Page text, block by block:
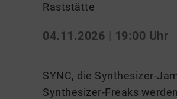
Raststätte
04.11.2026 | 19:00 Uhr
SYNC, die Synthesizer-
Synthesizer-Freaks